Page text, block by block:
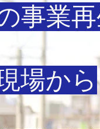
事業再
場から